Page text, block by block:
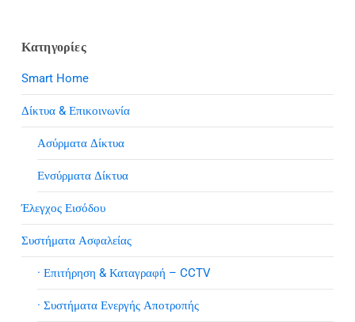
Κατηγορίες
Smart Home
Δίκτυα & Επικοινωνία
Ασύρματα Δίκτυα
Ενσύρματα Δίκτυα
Έλεγχος Εισόδου
Συστήματα Ασφαλείας
· Επιτήρηση & Καταγραφή – CCTV
· Συστήματα Ενεργής Αποτροπής